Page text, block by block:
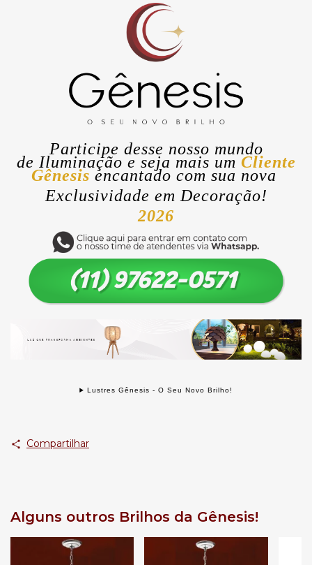
Participe desse nosso mundo
de Iluminação e seja mais um Cliente
Gênesis encantado com sua nova
Exclusividade em Decoração!
2026
Lustres Gênesis - O Seu Novo Brilho!
Compartilhar
Alguns outros Brilhos da Gênesis!